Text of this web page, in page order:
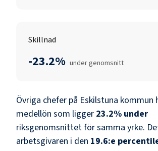
Skillnad
-23.2% under genomsnitt
Övriga chefer på Eskilstuna kommun
medellön som ligger 23.2% under
riksgenomsnittet för samma yrke.
arbetsgivaren i den 19.6:e